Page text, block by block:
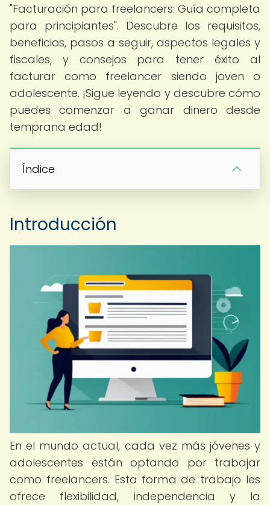
"Facturación para freelancers: Guía completa
para principiantes". Descubre los requisitos,
beneficios, pasos a seguir, aspectos legales y
fiscales, y consejos para tener éxito al
facturar como freelancer siendo joven o
adolescente. ¡Sigue leyendo y descubre cómo
puedes comenzar a ganar dinero desde
temprana edad!
Índice
Introducción
En el mundo actual, cada vez más jóvenes y
adolescentes están optando por trabajar
como freelancers. Esta forma de trabajo les
ofrece flexibilidad, independencia y la